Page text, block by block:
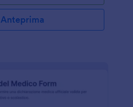
Anteprima